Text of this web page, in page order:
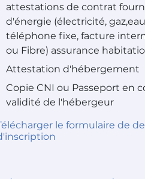
attestations de contrat
d'énergie (électricité,
téléphone fixe, facture
ou Fibre) assurance
Attestation d'hébergement
Copie CNI ou Passeport en
validité de l'hébergeur
le formulaire de